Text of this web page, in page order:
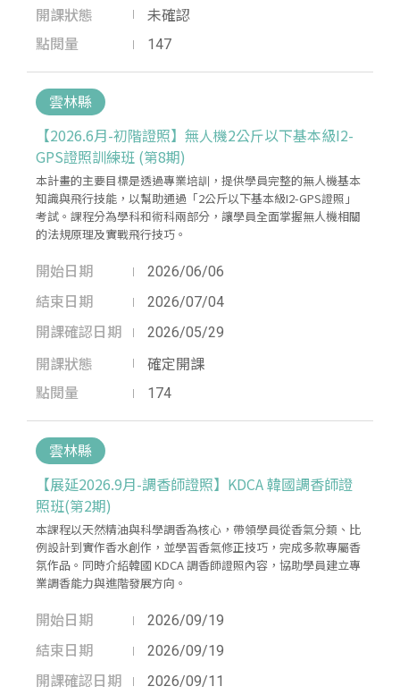
開課狀態 未確認
點閱量 147
雲林縣
【2026.6月-初階證照】無人機2公斤以下基本級I2-
GPS證照訓練班 (第8期)
本計畫的主要目標是透過專業培訓，提供學員完整的無人機基本
知識與飛行技能，以幫助通過「2公斤以下基本級I2-GPS證照」
考試。課程分為學科和術科兩部分，讓學員全面掌握無人機相關
的法規原理及實戰飛行技巧。
開始日期
2026/06/06
結束日期
2026/07/04
開課確認日期
2026/05/29
開課狀態 確定開課
點閱量 174
雲林縣
【展延2026.9月-調香師證照】KDCA 韓國調香師證
照班(第2期)
本課程以天然精油與科學調香為核心，帶領學員從香氣分類、比
例設計到實作香水創作，並學習香氣修正技巧，完成多款專屬香
氛作品。同時介紹韓國 KDCA 調香師證照內容，協助學員建立專
業調香能力與進階發展方向。
開始日期
2026/09/19
結束日期
2026/09/19
開課確認日期
2026/09/11